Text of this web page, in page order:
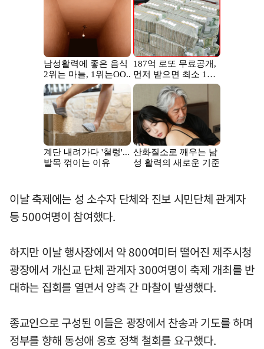
이날 축제에는 성 소수자 단체와 진보 시민단체 관계자
등 500여명이 참여했다.
하지만 이날 행사장에서 약 800여미터 떨어진 제주시청
광장에서 개신교 단체 관계자 300여명이 축제 개최를 반
대하는 집회를 열면서 양측 간 마찰이 발생했다.
종교인으로 구성된 이들은 광장에서 찬송과 기도를 하며
정부를 향해 동성애 옹호 정책 철회를 요구했다.